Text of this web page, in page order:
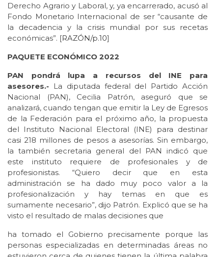
Derecho Agrario y Laboral, y, ya encarrerado, acusó al
Fondo Monetario Internacional de ser “causante de
la decadencia y la crisis mundial por sus recetas
económicas”. [RAZÓN/p.10]
PAQUETE ECONÓMICO 2022
PAN pondrá lupa a recursos del INE para
asesores.- La diputada federal del Partido Acción
Nacional (PAN), Cecilia Patrón, aseguró que se
analizará, cuando tengan que emitir la Ley de Egresos
de la Federación para el próximo año, la propuesta
del Instituto Nacional Electoral (INE) para destinar
casi 218 millones de pesos a asesorías. Sin embargo,
la también secretaria general del PAN indicó que
este instituto requiere de profesionales y de
profesionistas. “Quiero decir que en esta
administración se ha dado muy poco valor a la
profesionalización y hay temas en que es
sumamente necesario”, dijo Patrón. Explicó que se ha
visto el resultado de malas decisiones que
ha tomado el Gobierno precisamente porque las
personas especializadas en determinadas áreas no